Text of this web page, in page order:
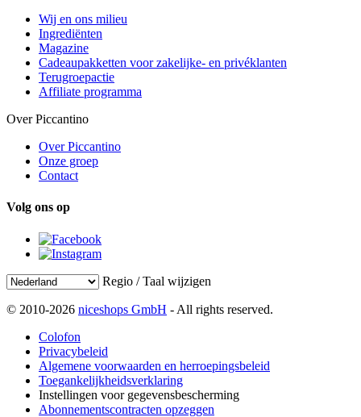
Wij en ons milieu
Ingrediënten
Magazine
Cadeaupakketten voor zakelijke- en privéklanten
Terugroepactie
Affiliate programma
Over Piccantino
Over Piccantino
Onze groep
Contact
Volg ons op
Regio / Taal wijzigen
© 2010-2026 niceshops GmbH - All rights reserved.
Colofon
Privacybeleid
Algemene voorwaarden en herroepingsbeleid
Toegankelijkheidsverklaring
Instellingen voor gegevensbescherming
Abonnementscontracten opzeggen